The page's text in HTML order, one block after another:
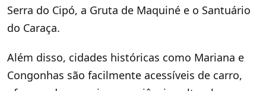
Serra do Cipó, a Gruta de Maquiné e o Santuário
do Caraça.
Além disso, cidades históricas como Mariana e
Congonhas são facilmente acessíveis de carro,